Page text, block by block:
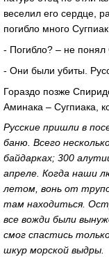
веселил его сердце,
погибло много
- Погибло? – не понял
- Они были убиты.
Гораздо позже
Аминака – Сугпиака,
Русские пришли в
баню. Всего
байдарках; 300
апреле. Когда наши
летом, вонь от
там находиться.
все вожди были
смог спастись
шкур морской выдры.